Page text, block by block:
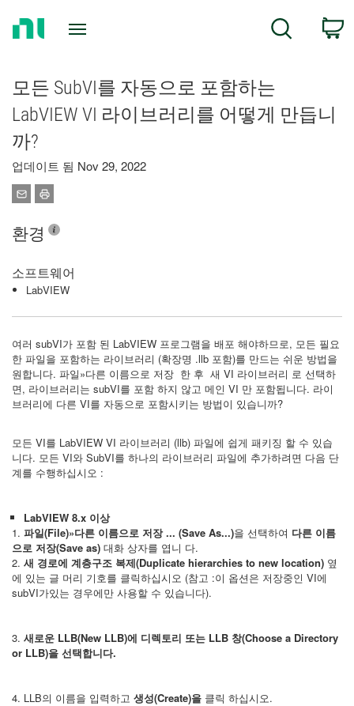
Search
모든 SubVI를 자동으로 포함하는
LabVIEW VI 라이브러리를 어떻게 만듭니
까?
업데이트 됨 Nov 29, 2022
환경
소프트웨어
LabVIEW
여러 subVI가 포함 된 LabVIEW 프로그램을 배포 해야하므로, 모든 필요
한 파일을 포함하는 라이브러리 (확장명 .llb 포함)를 만드는 쉬운 방법을
원합니다. 파일»다른 이름으로 저장 한 후 새 VI 라이브러리 로 선택하
면, 라이브러리는 subVI를 포함 하지 않고 메인 VI 만 포함됩니다. 라이
브러리에 다른 VI를 자동으로 포함시키는 방법이 있습니까?
모든 VI를 LabVIEW VI 라이브러리 (llb) 파일에 쉽게 패키징 할 수 있습
니다. 모든 VI와 SubVI를 하나의 라이브러리 파일에 추가하려면 다음 단
계를 수행하십시오 :
LabVIEW 8.x 이상
1. 파일(File)»다른 이름으로 저장 ... (Save As...)을 선택하여 다른 이름
으로 저장(Save as) 대화 상자를 엽니 다.
2. 새 경로에 계층구조 복제(Duplicate hierarchies to new location) 옆
에 있는 글 머리 기호를 클릭하십시오 (참고 :이 옵션은 저장중인 VI에
subVI가있는 경우에만 사용할 수 있습니다).
3. 새로운 LLB(New LLB)에 디렉토리 또는 LLB 창(Choose a Directory
or LLB)을 선택합니다.
4. LLB의 이름을 입력하고 생성(Create)을 클릭 하십시오.